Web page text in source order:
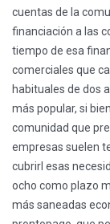
cuentas de la
financiación a las
tiempo de esa
comerciales que
habituales de dos
más popular, si
comunidad que
empresas suelen
cubrirl esas
ocho como plazo
más saneadas